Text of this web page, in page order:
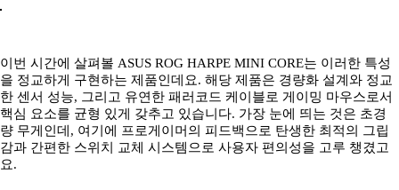
이번 시간에 살펴볼 ASUS ROG HARPE MINI CORE는 이러한 특성
을 정교하게 구현하는 제품인데요. 해당 제품은 경량화 설계와 정교
한 센서 성능, 그리고 유연한 패러코드 케이블로 게이밍 마우스로서
핵심 요소를 균형 있게 갖추고 있습니다. 가장 눈에 띄는 것은 초경
량 무게인데, 여기에 프로게이머의 피드백으로 탄생한 최적의 그립
감과 간편한 스위치 교체 시스템으로 사용자 편의성을 고루 챙겼고
요.